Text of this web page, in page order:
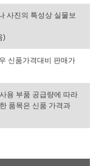
사진의 특성상 실물보
)
신품가격대비 판매가
용 부품 공급량에 따라
품목은 신품 가격과